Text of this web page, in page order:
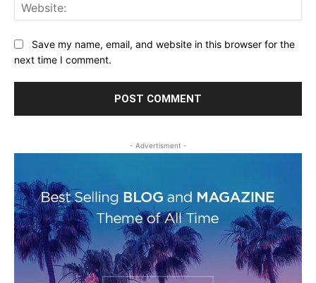
Save my name, email, and website in this browser for the
next time I comment.
- Advertisment -